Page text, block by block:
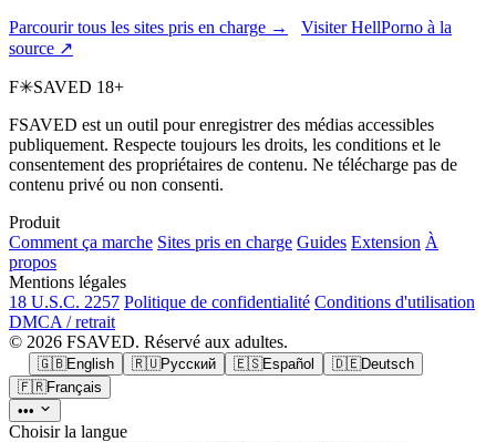
Parcourir tous les sites pris en charge →
Visiter HellPorno à la
source ↗
F✳SAVED 18+
FSAVED est un outil pour enregistrer des médias accessibles
publiquement. Respecte toujours les droits, les conditions et le
consentement des propriétaires de contenu. Ne télécharge pas de
contenu privé ou non consenti.
Produit
Comment ça marche Sites pris en charge Guides Extension À
propos
Mentions légales
18 U.S.C. 2257 Politique de confidentialité Conditions d'utilisation
DMCA / retrait
© 2026 FSAVED. Réservé aux adultes.
🇬🇧English 🇷🇺Русский 🇪🇸Español 🇩🇪Deutsch
🇫🇷Français
•••
Choisir la langue